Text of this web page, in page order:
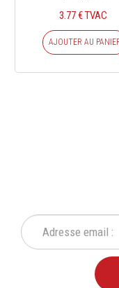
3.77 € TVAC
AJOUTER AU